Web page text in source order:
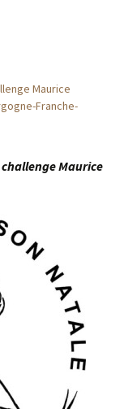
Maurice
Franche-
challenge Maurice